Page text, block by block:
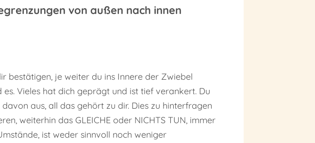
von außen nach innen
bestätigen, je weiter du ins Innere der Zwiebel
Vieles hat dich geprägt und ist tief verankert. Du
aus, all das gehört zu dir. Dies zu hinterfragen
weiterhin das GLEICHE oder NICHTS TUN, immer
ist weder sinnvoll noch weniger